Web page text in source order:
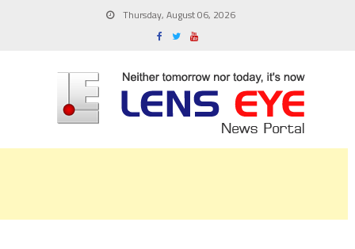
Thursday, August 06, 2026